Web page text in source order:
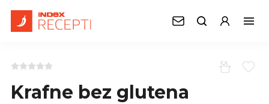
Krafne bez glutena